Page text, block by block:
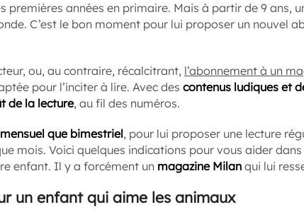
premières années en primaire. Mais à partir de 9 ans,
C’est le bon moment pour lui proposer un nouvel
ou, au contraire, récalcitrant, l’abonnement à un
pour l’inciter à lire. Avec des contenus ludiques et
de la lecture, au fil des numéros.
que bimestriel, pour lui proposer une lecture
mois. Voici quelques indications pour vous aider
enfant. Il y a forcément un magazine Milan qui lui
un enfant qui aime les animaux